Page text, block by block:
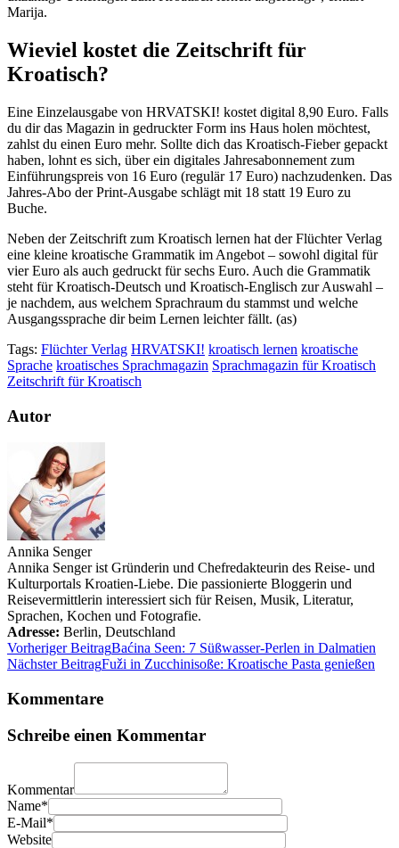
Marija.
Wieviel kostet die Zeitschrift für
Kroatisch?
Eine Einzelausgabe von HRVATSKI! kostet digital 8,90 Euro. Falls
du dir das Magazin in gedruckter Form ins Haus holen möchtest,
zahlst du einen Euro mehr. Sollte dich das Kroatisch-Fieber gepackt
haben, lohnt es sich, über ein digitales Jahresabonnement zum
Einführungspreis von 16 Euro (regulär 17 Euro) nachzudenken. Das
Jahres-Abo der Print-Ausgabe schlägt mit 18 statt 19 Euro zu
Buche.
Neben der Zeitschrift zum Kroatisch lernen hat der Flüchter Verlag
eine kleine kroatische Grammatik im Angebot – sowohl digital für
vier Euro als auch gedruckt für sechs Euro. Auch die Grammatik
steht für Kroatisch-Deutsch und Kroatisch-Englisch zur Auswahl –
je nachdem, aus welchem Sprachraum du stammst und welche
Ausgangssprache dir beim Lernen leichter fällt. (as)
Tags: Flüchter Verlag HRVATSKI! kroatisch lernen kroatische
Sprache kroatisches Sprachmagazin Sprachmagazin für Kroatisch
Zeitschrift für Kroatisch
Autor
Annika Senger
Annika Senger ist Gründerin und Chefredakteurin des Reise- und
Kulturportals Kroatien-Liebe. Die passionierte Bloggerin und
Reisevermittlerin interessiert sich für Reisen, Musik, Literatur,
Sprachen, Kochen und Fotografie.
Adresse: Berlin, Deutschland
Vorheriger BeitragBaćina Seen: 7 Süßwasser-Perlen in Dalmatien
Nächster BeitragFuži in Zucchinisoße: Kroatische Pasta genießen
Kommentare
Schreibe einen Kommentar
Kommentar
Name*
E-Mail*
Website